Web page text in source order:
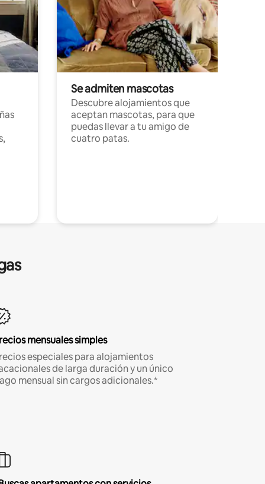
Se admiten mascotas
Descubre alojamientos que
aceptan mascotas, para que
puedas llevar a tu amigo de
cuatro patas.
mensuales simples
especiales para alojamientos
de larga duración y un único
mensual sin cargos adicionales.*